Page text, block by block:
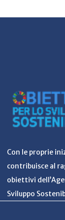
Con le proprie
contribuisce al
obiettivi
Sviluppo